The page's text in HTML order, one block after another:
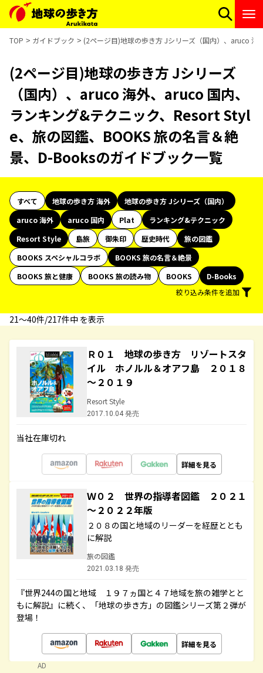
TOP ガイドブック (2ページ目)地球の歩き方 Jシリーズ（国内）、aruco
(2ページ目)地球の歩き方 Jシリーズ
（国内）、aruco 海外、aruco 国内、
ランキング&テクニック、Resort Styl
e、旅の図鑑、BOOKS 旅の名言＆絶
景、D-Booksのガイドブック一覧
すべて 地球の歩き方 海外
地球の歩き方 Jシリーズ（国内）
aruco 海外
aruco 国内 Plat
ランキング&テクニック
Resort Style
島旅 御朱印 歴史時代
旅の図鑑
BOOKS スペシャルコラボ
BOOKS 旅の名言＆絶景
BOOKS 旅と健康
BOOKS 旅の読み物 BOOKS
D-Books
絞り込み条件を追加
21〜40件/217件中 を表示
Ｒ０１ 地球の歩き方 リゾートスタ
イル ホノルル＆オアフ島 ２０１８
～２０１９
Resort Style
2017.10.04 発売
当社在庫切れ
詳細を見る
Ｗ０２ 世界の指導者図鑑 ２０２１
～２０２２年版
２０８の国と地域のリーダーを経歴ととも
に解説
旅の図鑑
2021.03.18 発売
『世界244の国と地域 １９７ヵ国と４７地域を旅の雑学とと
もに解説』に続く、「地球の歩き方」の図鑑シリーズ第２弾が
登場！
詳細を見る
AD